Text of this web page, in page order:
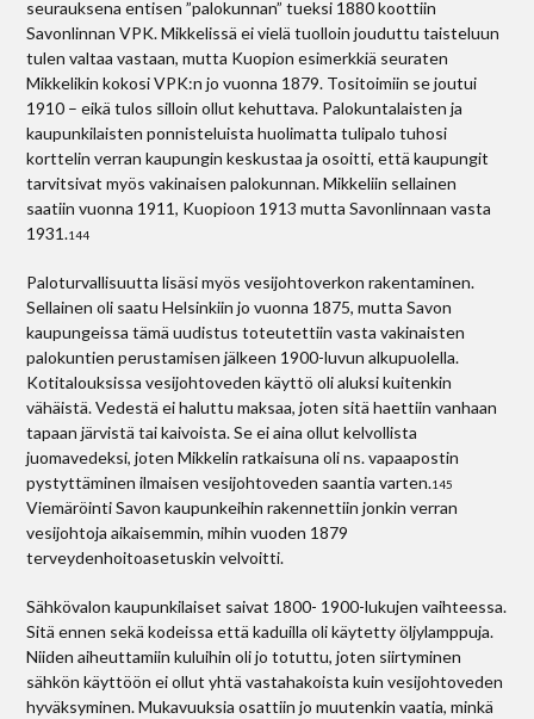
seurauksena entisen ”palokunnan” tueksi 1880 koottiin
Savonlinnan VPK. Mikkelissä ei vielä tuolloin jouduttu taisteluun
tulen valtaa vastaan, mutta Kuopion esimerkkiä seuraten
Mikkelikin kokosi VPK:n jo vuonna 1879. Tositoimiin se joutui
1910 – eikä tulos silloin ollut kehuttava. Palokuntalaisten ja
kaupunkilaisten ponnisteluista huolimatta tulipalo tuhosi
korttelin verran kaupungin keskustaa ja osoitti, että kaupungit
tarvitsivat myös vakinaisen palokunnan. Mikkeliin sellainen
saatiin vuonna 1911, Kuopioon 1913 mutta Savonlinnaan vasta
1931.144
Paloturvallisuutta lisäsi myös vesijohtoverkon rakentaminen.
Sellainen oli saatu Helsinkiin jo vuonna 1875, mutta Savon
kaupungeissa tämä uudistus toteutettiin vasta vakinaisten
palokuntien perustamisen jälkeen 1900-luvun alkupuolella.
Kotitalouksissa vesijohtoveden käyttö oli aluksi kuitenkin
vähäistä. Vedestä ei haluttu maksaa, joten sitä haettiin vanhaan
tapaan järvistä tai kaivoista. Se ei aina ollut kelvollista
juomavedeksi, joten Mikkelin ratkaisuna oli ns. vapaapostin
pystyttäminen ilmaisen vesijohtoveden saantia varten.145
Viemäröinti Savon kaupunkeihin rakennettiin jonkin verran
vesijohtoja aikaisemmin, mihin vuoden 1879
terveydenhoitoasetuskin velvoitti.
Sähkövalon kaupunkilaiset saivat 1800- 1900-lukujen vaihteessa.
Sitä ennen sekä kodeissa että kaduilla oli käytetty öljylamppuja.
Niiden aiheuttamiin kuluihin oli jo totuttu, joten siirtyminen
sähkön käyttöön ei ollut yhtä vastahakoista kuin vesijohtoveden
hyväksyminen. Mukavuuksia osattiin jo muutenkin vaatia, minkä